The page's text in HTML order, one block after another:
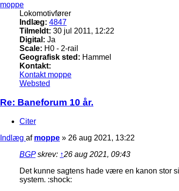
moppe
Lokomotivfører
Indlæg: 4847
Tilmeldt: 30 jul 2011, 12:22
Digital: Ja
Scale: H0 - 2-rail
Geografisk sted: Hammel
Kontakt:
Kontakt moppe
Websted
Re: Baneforum 10 år.
Citer
Indlæg af moppe » 26 aug 2021, 13:22
BGPskrev: ↑26 aug 2021, 09:43
Det kunne sagtens hade være en kanon stor
system. :shock: